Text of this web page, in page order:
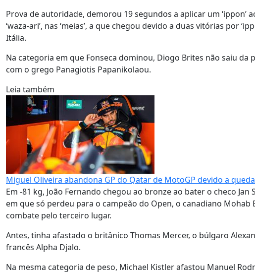
Prova de autoridade, demorou 19 segundos a aplicar um
‘waza-ari’, nas ‘meias’, a que chegou devido a duas vitórias por
Itália.
Na categoria em que Fonseca dominou, Diogo Brites não saiu
com o grego Panagiotis Papanikolaou.
Leia também
Miguel Oliveira abandona GP do Qatar de MotoGP devido a queda
Em -81 kg, João Fernando chegou ao bronze ao bater o checo
em que só perdeu para o campeão do Open, o canadiano Mohab
combate pelo terceiro lugar.
Antes, tinha afastado o britânico Thomas Mercer, o búlgaro
francês Alpha Djalo.
Na mesma categoria de peso, Michael Kistler afastou Manuel